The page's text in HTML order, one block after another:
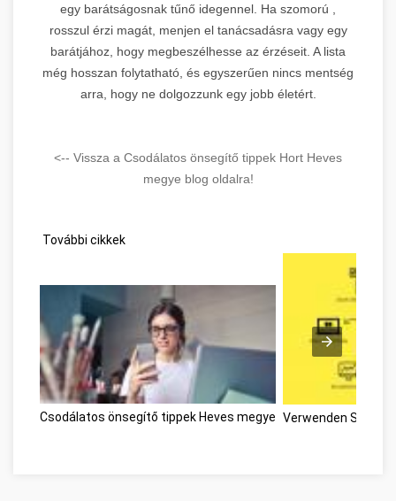
egy barátságosnak tűnő idegennel. Ha szomorú ,
rosszul érzi magát, menjen el tanácsadásra vagy egy
barátjához, hogy megbeszélhesse az érzéseit. A lista
még hosszan folytatható, és egyszerűen nincs mentség
arra, hogy ne dolgozzunk egy jobb életért.
<-- Vissza a Csodálatos önsegítő tippek Hort Heves
megye blog oldalra!
További cikkek
Csodálatos önsegítő tippek Heves megye Verwenden Sie